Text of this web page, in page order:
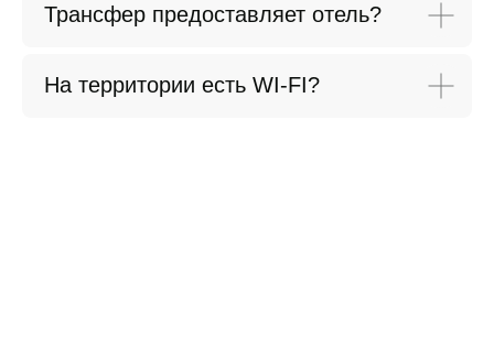
Трансфер предоставляет отель?
На территории есть WI-FI?